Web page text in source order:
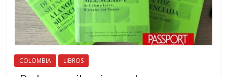
COLOMBIA LIBROS